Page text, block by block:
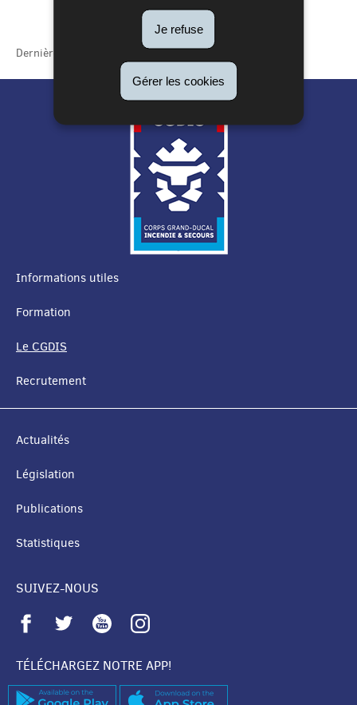
Je refuse
Gérer les cookies
logistique
Dernière mise à jour 22/11/2021
MENU
DE
Informations utiles
Formation
Le CGDIS
Recrutement
Actualités
Législation
Publications
Statistiques
SUIVEZ-NOUS
TÉLÉCHARGEZ NOTRE APP!